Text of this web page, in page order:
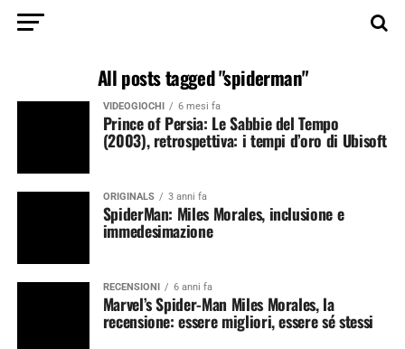
All posts tagged "spiderman"
VIDEOGIOCHI 6 mesi fa
Prince of Persia: Le Sabbie del Tempo
(2003), retrospettiva: i tempi d’oro di Ubisoft
ORIGINALS 3 anni fa
SpiderMan: Miles Morales, inclusione e
immedesimazione
RECENSIONI 6 anni fa
Marvel’s Spider-Man Miles Morales, la
recensione: essere migliori, essere sé stessi